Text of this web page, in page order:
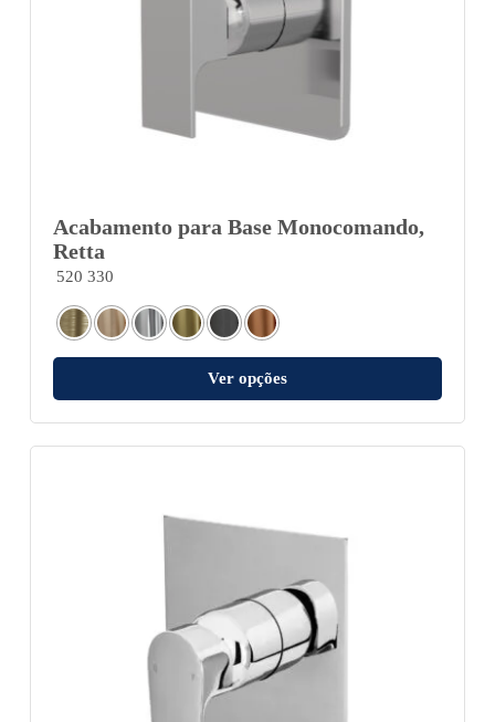
Acabamento para Base Monocomando,
Retta
520 330
Ver opções